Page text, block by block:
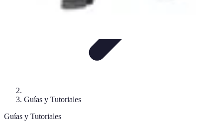
Guías y Tutoriales
Guías y Tutoriales